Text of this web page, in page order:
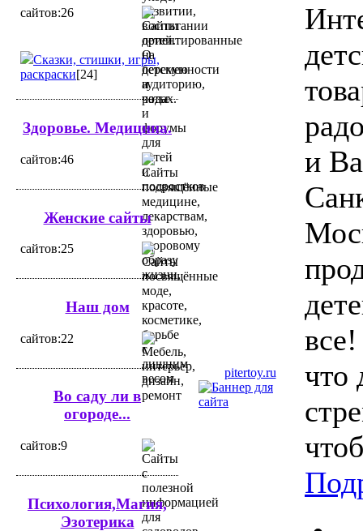
cайтов:26
Сказки, стишки, игры,
раскраски[24]
Здоровье. Медицина.
cайтов:46
Женские сайты
cайтов:25
Наш дом
cайтов:22
Во саду ли в
огороде...
cайтов:9
Психология,Магия,
Эзотерика
pitertoy.ru
и
что